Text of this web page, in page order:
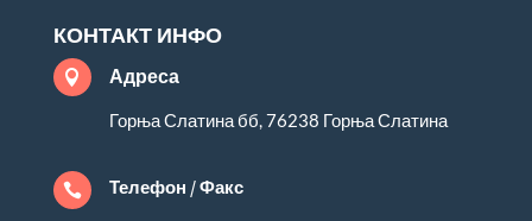
КОНТАКТ ИНФО
 Адреса
Горња Слатина бб, 76238 Горња Слатина
 Телефон / Факс